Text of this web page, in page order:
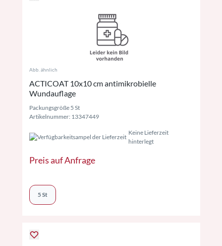
Abb. ähnlich
ACTICOAT 10x10 cm antimikrobielle
Wundauflage
Packungsgröße 5 St
Artikelnummer: 13347449
Keine Lieferzeit
hinterlegt
Preis auf Anfrage
5 St